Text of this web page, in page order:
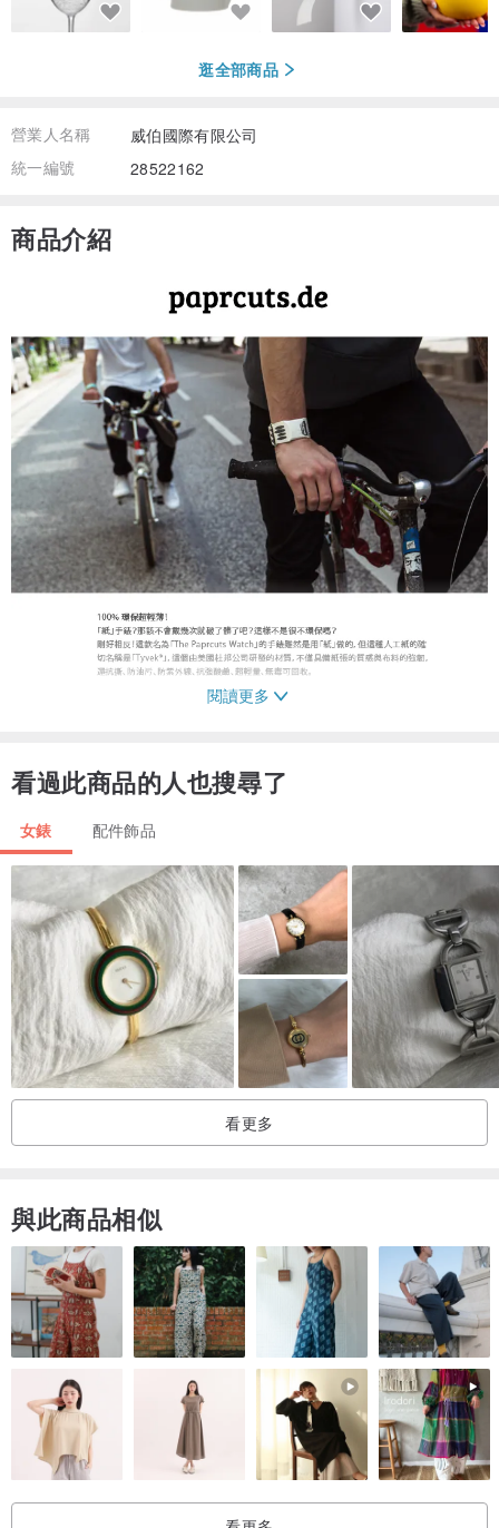
逛全部商品
營業人名稱
威伯國際有限公司
統一編號
28522162
商品介紹
閱讀更多
看過此商品的人也搜尋了
女錶 配件飾品
看更多
與此商品相似